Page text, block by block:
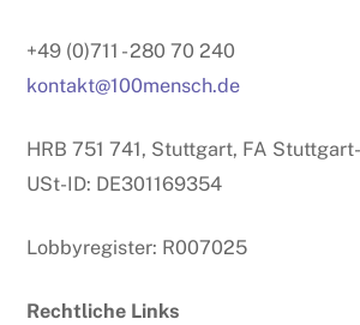
+49 (0)711 - 280 70 240
kontakt@100mensch.de
HRB 751 741, Stuttgart, FA
USt-ID: DE301169354
Lobbyregister: R007025
Rechtliche Links